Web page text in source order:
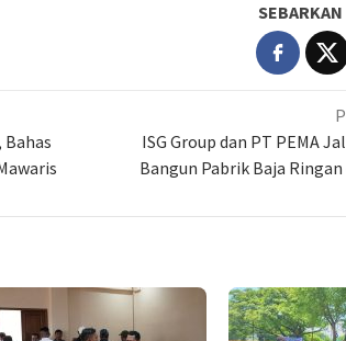
SEBARKAN
Bahas
ISG Group dan PT PEMA
Bangun Pabrik Baja